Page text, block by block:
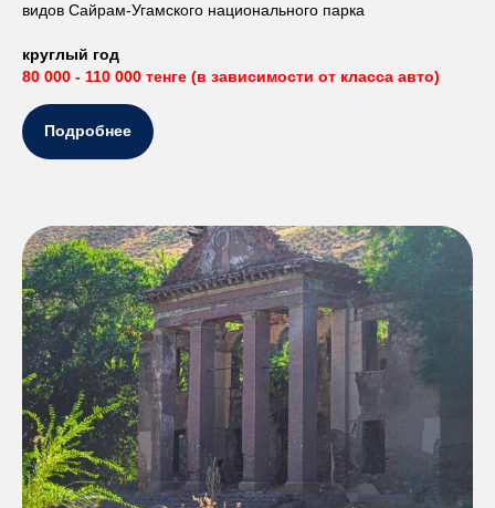
видов Сайрам-Угамского национального парка
круглый год
80 000 - 110 000 тенге (в зависимости от класса авто)
Подробнее